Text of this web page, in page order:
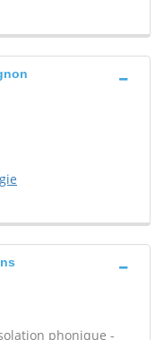
phonique -